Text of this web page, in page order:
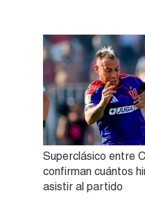
Superclásico entre
confirman cuántos
asistir al partido